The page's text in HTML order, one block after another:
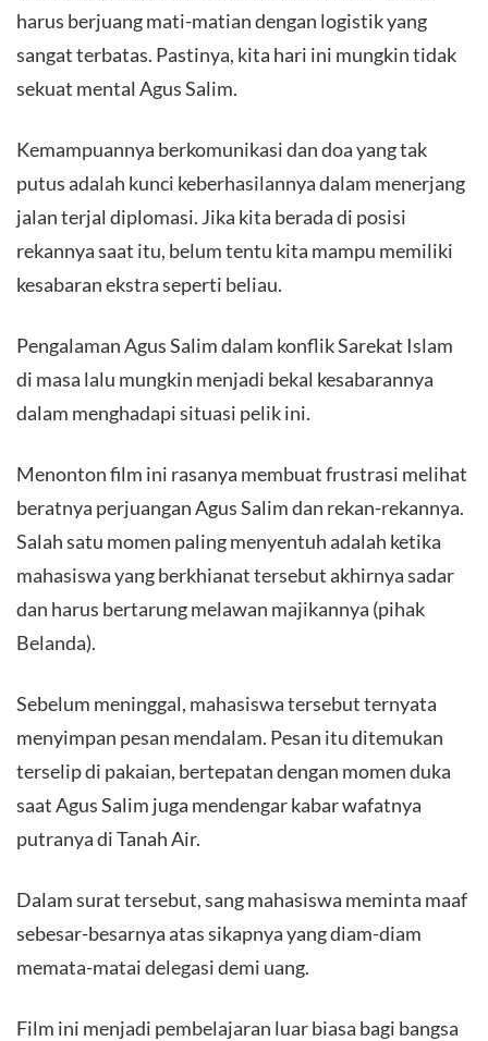
harus berjuang mati-matian dengan logistik yang
sangat terbatas. Pastinya, kita hari ini mungkin tidak
sekuat mental Agus Salim.
Kemampuannya berkomunikasi dan doa yang tak
putus adalah kunci keberhasilannya dalam menerjang
jalan terjal diplomasi. Jika kita berada di posisi
rekannya saat itu, belum tentu kita mampu memiliki
kesabaran ekstra seperti beliau.
Pengalaman Agus Salim dalam konflik Sarekat Islam
di masa lalu mungkin menjadi bekal kesabarannya
dalam menghadapi situasi pelik ini.
​Menonton film ini rasanya membuat frustrasi melihat
beratnya perjuangan Agus Salim dan rekan-rekannya.
Salah satu momen paling menyentuh adalah ketika
mahasiswa yang berkhianat tersebut akhirnya sadar
dan harus bertarung melawan majikannya (pihak
Belanda).
​Sebelum meninggal, mahasiswa tersebut ternyata
menyimpan pesan mendalam. Pesan itu ditemukan
terselip di pakaian, bertepatan dengan momen duka
saat Agus Salim juga mendengar kabar wafatnya
putranya di Tanah Air.
Dalam surat tersebut, sang mahasiswa meminta maaf
sebesar-besarnya atas sikapnya yang diam-diam
memata-matai delegasi demi uang.
​Film ini menjadi pembelajaran luar biasa bagi bangsa